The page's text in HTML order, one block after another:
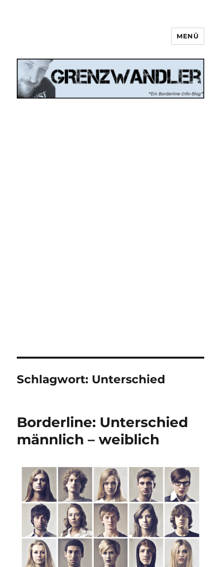
MENÜ
Schlagwort: Unterschied
Borderline: Unterschied
männlich – weiblich